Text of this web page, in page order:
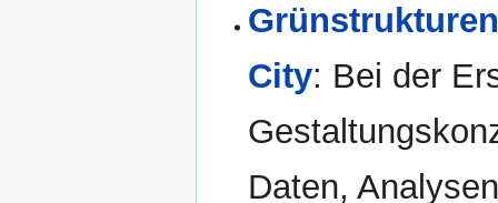
City: Bei der
Daten,